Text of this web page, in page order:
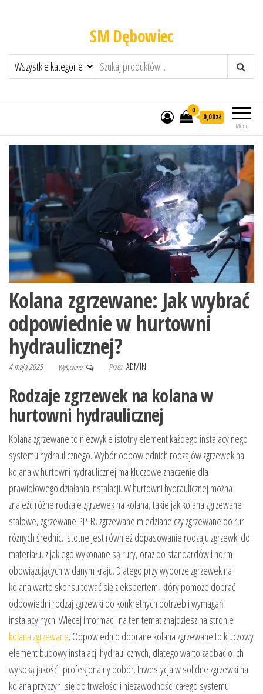
SM Dębowiec
Menu
0
0,00zł
Kolana zgrzewane: Jak wybrać
odpowiednie w hurtowni
hydraulicznej?
4 maja 2025 Wyłączono Przez ADMIN
Rodzaje zgrzewek na kolana w
hurtowni hydraulicznej
Kolana zgrzewane to niezwykle istotny element każdego instalacyjnego
systemu hydraulicznego. Wybór odpowiednich rodzajów zgrzewek na
kolana w hurtowni hydraulicznej ma kluczowe znaczenie dla
prawidłowego działania instalacji. W hurtowni hydraulicznej można
znaleźć różne rodzaje zgrzewek na kolana, takie jak kolana zgrzewane
stalowe, zgrzewane PP-R, zgrzewane miedziane czy zgrzewane do rur
różnych średnic. Istotne jest również dopasowanie rodzaju zgrzewki do
materiału, z jakiego wykonane są rury, oraz do standardów i norm
obowiązujących w danym kraju. Dlatego przy wyborze zgrzewek na
kolana warto skonsultować się z ekspertem, który pomoże dobrać
odpowiedni rodzaj zgrzewki do konkretnych potrzeb i wymagań
instalacyjnych. Więcej informacji na ten temat znajdziesz na stronie
kolana zgrzewane. Odpowiednio dobrane kolana zgrzewane to kluczowy
element budowy instalacji hydraulicznych, dlatego warto zadbać o ich
wysoką jakość i profesjonalny dobór. Inwestycja w solidne zgrzewki na
kolana przyczyni się do trwałości i niezawodności całego systemu